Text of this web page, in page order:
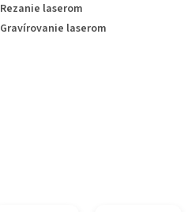
Rezanie laserom
Gravírovanie laserom